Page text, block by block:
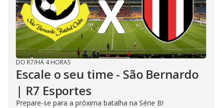
DO R7/HÁ 4 HORAS
Escale o seu time - São Bernardo
| R7 Esportes
Prepare-se para a próxima batalha na Série B!